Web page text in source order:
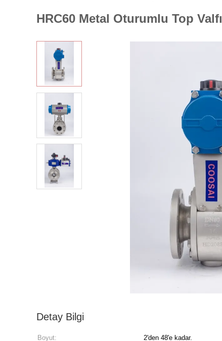
HRC60 Metal Oturumlu Top Valfı
Detay Bilgi
Boyut: 2'den 48'e kadar.